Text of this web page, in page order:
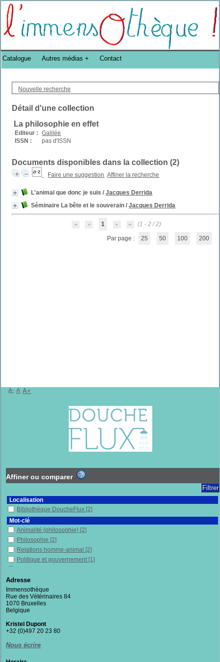
Bibliothèque DoucheFLUX Bibliotheek -->
Nouvelle recherche
Détail d'une collection
La philosophie en effet
Editeur :
Galilée
ISSN :
pas d'ISSN
Documents disponibles dans la collection (2)
Faire une suggestion Affiner la recherche
L'animal que donc je suis /Jacques Derrida
Séminaire La bête et le souverain /Jacques Derrida
1 (1 - 2 / 2)
Par page : 25 50 100 200
Catalogue Autres médias Contact
A- A A+
Affiner ou comparer
Localisation
Bibliothèque DoucheFlux [2]
Mot-clé
Animalité (philosophie) [2]
Philosophie [2]
Relations homme-animal [2]
Politique et gouvernement [1]
Section
Documentaires
Adresse
Immensothèque
Rue des Vétérinaires 84
1070 Bruxelles
Belgique
Kristel Dupont
+32 (0)497 20 23 80
Nous écrire